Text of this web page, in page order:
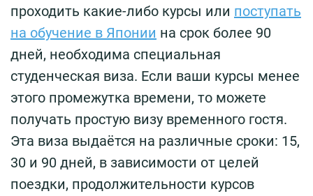
проходить какие-либо курсы или поступать
на обучение в Японии на срок более 90
дней, необходима специальная
студенческая виза. Если ваши курсы менее
этого промежутка времени, то можете
получать простую визу временного гостя.
Эта виза выдаётся на различные сроки: 15,
30 и 90 дней, в зависимости от целей
поездки, продолжительности курсов